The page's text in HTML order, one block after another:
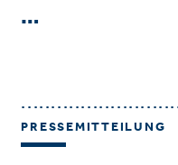
…
PRESSEMITTEILUNG